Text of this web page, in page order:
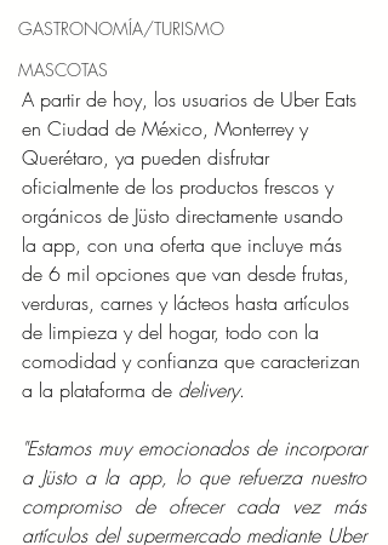
GASTRONOMÍA/TURISMO
MASCOTAS
A partir de hoy, los usuarios de Uber Eats
en Ciudad de México, Monterrey y
Querétaro, ya pueden disfrutar
oficialmente de los productos frescos y
orgánicos de Jüsto directamente usando
la app, con una oferta que incluye más
de 6 mil opciones que van desde frutas,
verduras, carnes y lácteos hasta artículos
de limpieza y del hogar, todo con la
comodidad y confianza que caracterizan
a la plataforma de delivery.
"Estamos muy emocionados de incorporar
a Jüsto a la app, lo que refuerza nuestro
compromiso de ofrecer cada vez más
artículos del supermercado mediante Uber